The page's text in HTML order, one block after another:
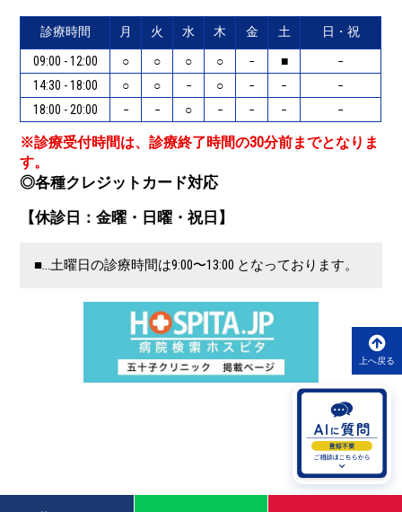
診療時間 月 火 水 木 金 土 日・祝
09:00 - 12:00 ○ ○ ○ ○ − ■
−
14:30 - 18:00
○ ○ − ○ − −
−
18:00 - 20:00
− − ○ − − − −
※診療受付時間は、診療終了時間の30分前までとなりま
す。
◎各種クレジットカード対応
【休診日：金曜・日曜・祝日】
■…土曜日の診療時間は9:00〜13:00 となっております。
上へ戻る